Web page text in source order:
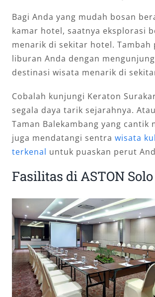
Bagi Anda yang mudah bosan
kamar hotel, saatnya eksplorasi
menarik di sekitar hotel. Tambah
liburan Anda dengan
destinasi wisata menarik di
Cobalah kunjungi Keraton
segala daya tarik sejarahnya.
Taman Balekambang yang cantik
juga mendatangi sentra wisata
terkenal untuk puaskan perut
Fasilitas di ASTON